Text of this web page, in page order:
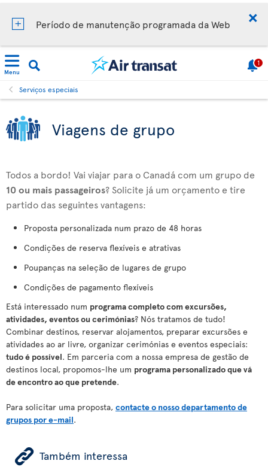
Período de manutenção programada da Web
Menu
1
Serviços especiais
Viagens de grupo
Todos a bordo! Vai viajar para o Canadá com um grupo de
10 ou mais passageiros? Solicite já um orçamento e tire
partido das seguintes vantagens:
Proposta personalizada num prazo de 48 horas
Condições de reserva flexíveis e atrativas
Poupanças na seleção de lugares de grupo
Condições de pagamento flexíveis
Está interessado num programa completo com excursões,
atividades, eventos ou cerimónias? Nós tratamos de tudo!
Combinar destinos, reservar alojamentos, preparar excursões e
atividades ao ar livre, organizar cerimónias e eventos especiais:
tudo é possível. Em parceria com a nossa empresa de gestão de
destinos local, propomos-lhe um programa personalizado que vá
de encontro ao que pretende.
Para solicitar uma proposta, contacte o nosso departamento de
grupos por e-mail.
ÿ Também interessa